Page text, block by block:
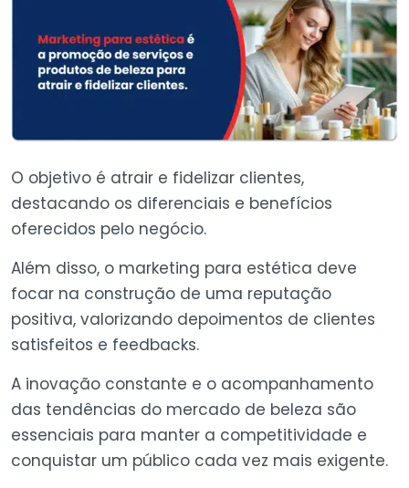
O objetivo é atrair e fidelizar clientes,
destacando os diferenciais e benefícios
oferecidos pelo negócio.
Além disso, o marketing para estética deve
focar na construção de uma reputação
positiva, valorizando depoimentos de clientes
satisfeitos e feedbacks.
A inovação constante e o acompanhamento
das tendências do mercado de beleza são
essenciais para manter a competitividade e
conquistar um público cada vez mais exigente.